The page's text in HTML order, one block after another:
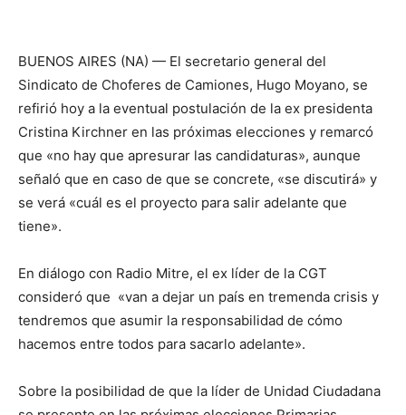
BUENOS AIRES (NA) — El secretario general del
Sindicato de Choferes de Camiones, Hugo Moyano, se
refirió hoy a la eventual postulación de la ex presidenta
Cristina Kirchner en las próximas elecciones y remarcó
que «no hay que apresurar las candidaturas», aunque
señaló que en caso de que se concrete, «se discutirá» y
se verá «cuál es el proyecto para salir adelante que
tiene».
En diálogo con Radio Mitre, el ex líder de la CGT
consideró que «van a dejar un país en tremenda crisis y
tendremos que asumir la responsabilidad de cómo
hacemos entre todos para sacarlo adelante».
Sobre la posibilidad de que la líder de Unidad Ciudadana